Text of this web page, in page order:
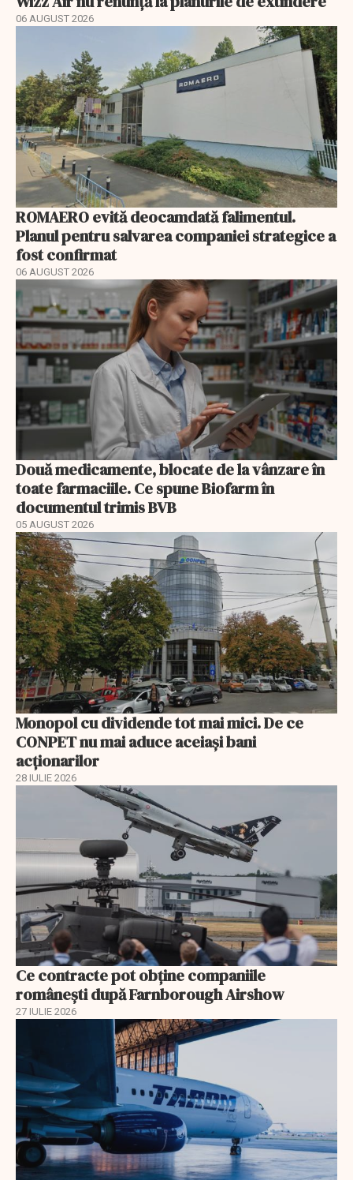
06 AUGUST 2026
ROMAERO evită deocamdată falimentul.
Planul pentru salvarea companiei strategice a
fost confirmat
06 AUGUST 2026
Două medicamente, blocate de la vânzare în
toate farmaciile. Ce spune Biofarm în
documentul trimis BVB
05 AUGUST 2026
Monopol cu dividende tot mai mici. De ce
CONPET nu mai aduce aceiași bani
acționarilor
28 IULIE 2026
Ce contracte pot obține companiile
românești după Farnborough Airshow
27 IULIE 2026